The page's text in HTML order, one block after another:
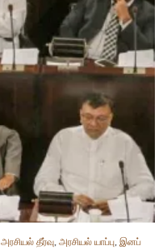
அரசியல் தீர்வு, அரசியல் யாப்பு, இனப்